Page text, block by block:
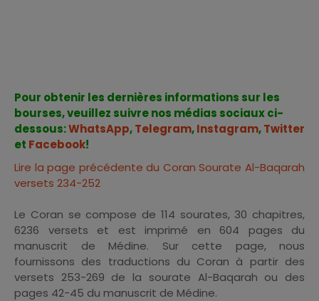
Pour obtenir les dernières informations sur les
bourses, veuillez suivre nos médias sociaux ci-
dessous:WhatsApp,Telegram,Instagram,Twitter
et Facebook!
Lire la page précédente du Coran Sourate Al-Baqarah
versets 234-252
Le Coran se compose de 114 sourates, 30 chapitres,
6236 versets et est imprimé en 604 pages du
manuscrit de Médine. Sur cette page, nous
fournissons des traductions du Coran à partir des
versets 253-269 de la sourate Al-Baqarah ou des
pages 42-45 du manuscrit de Médine.